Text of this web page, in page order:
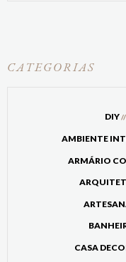
CATEGORIAS
DIY
AMBIENTE
ARMÁRIO
CASA